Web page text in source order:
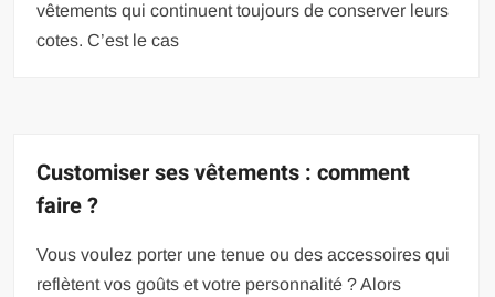
vêtements qui continuent toujours de conserver leurs
cotes. C’est le cas
Customiser ses vêtements : comment
faire ?
Vous voulez porter une tenue ou des accessoires qui
reflètent vos goûts et votre personnalité ? Alors